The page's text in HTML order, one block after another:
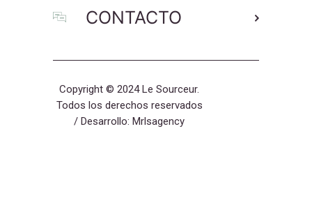
CONTACTO
Copyright © 2024 Le Sourceur.
Todos los derechos reservados
/ Desarrollo: Mrlsagency